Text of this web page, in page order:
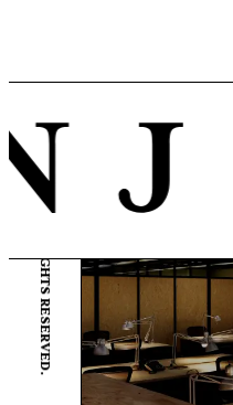
© ENJIN Inc. ALL RIGHTS RESERVED.